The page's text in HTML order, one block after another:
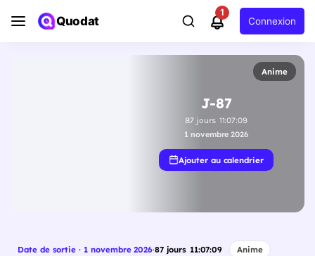
Quodat
1
Connexion
Anime
J-87
87 jours 11:07:08
1 novembre 2026
Ajouter au calendrier
Date de sortie · 1 novembre 2026·87 jours 11:07:08 Anime